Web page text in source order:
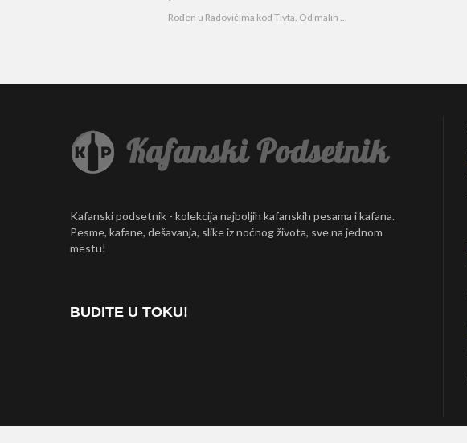
Rođen u Radovićima kod Tivta. Od malih ...
Kafanski podsetnik - kolekcija najboljih kafanskih pesama i kafana.
Pesme, kafane, dešavanja, slike iz noćnog života, sve na jednom
mestu!
BUDITE U TOKU!